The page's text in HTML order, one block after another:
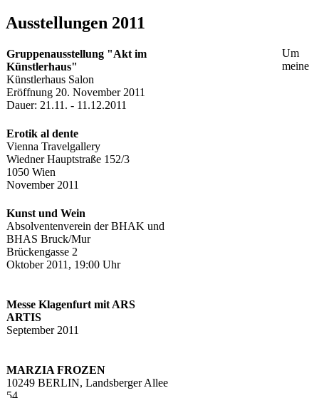
Ausstellungen 2011
Gruppenausstellung "Akt im
Künstlerhaus"
Künstlerhaus Salon
Eröffnung 20. November 2011
Dauer: 21.11. - 11.12.2011
Erotik al dente
Vienna Travelgallery
Wiedner Hauptstraße 152/3
1050 Wien
November 2011
Kunst und Wein
Absolventenverein der BHAK und
BHAS Bruck/Mur
Brückengasse 2
Oktober 2011, 19:00 Uhr
Messe Klagenfurt mit ARS
ARTIS
September 2011
MARZIA FROZEN
10249 BERLIN, Landsberger Allee
54
Um
meine